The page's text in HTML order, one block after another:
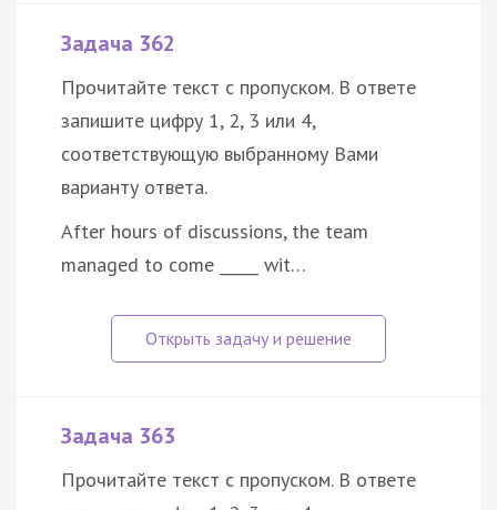
Задача 362
Прочитайте текст с пропуском. В ответе
запишите цифру 1, 2, 3 или 4,
соответствующую выбранному Вами
варианту ответа.
After hours of discussions, the team
managed to come _____ wit…
Задача 363
Прочитайте текст с пропуском. В ответе